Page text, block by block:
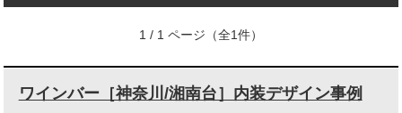
1 / 1 ページ（全1件）
ワインバー［神奈川/湘南台］内装デザイン事例